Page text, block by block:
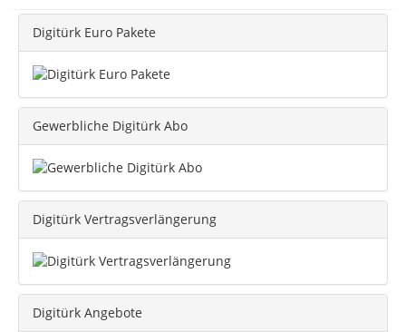
Digitürk Euro Pakete
Gewerbliche Digitürk Abo
Digitürk Vertragsverlängerung
Digitürk Angebote